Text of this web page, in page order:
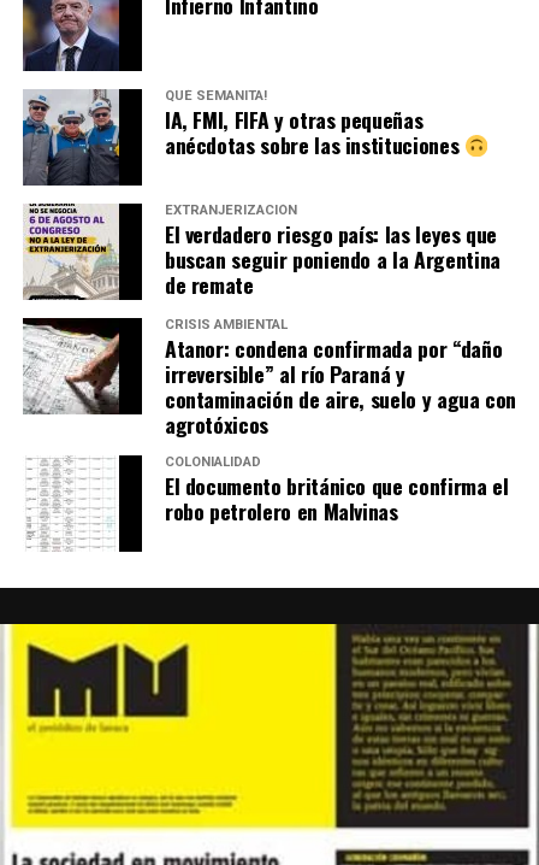
QUÉ SEMANITA!
IA, FMI, FIFA y otras pequeñas
anécdotas sobre las instituciones
EXTRANJERIZACIÓN
El verdadero riesgo país: las leyes que
buscan seguir poniendo a la Argentina
de remate
CRISIS AMBIENTAL
Atanor: condena confirmada por “daño
irreversible” al río Paraná y
contaminación de aire, suelo y agua con
agrotóxicos
COLONIALIDAD
El documento británico que confirma el
robo petrolero en Malvinas